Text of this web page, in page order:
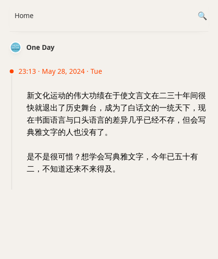
One Day
23:13 · May 28, 2024 · Tue
新文化运动的伟大功绩在于使文言文在二三十年间很
快就退出了历史舞台，成为了白话文的一统天下，现
在书面语言与口头语言的差异几乎已经不存，但会写
典雅文字的人也没有了。
是不是很可惜？想学会写典雅文字，今年已五十有
二，不知道还来不来得及。
Home